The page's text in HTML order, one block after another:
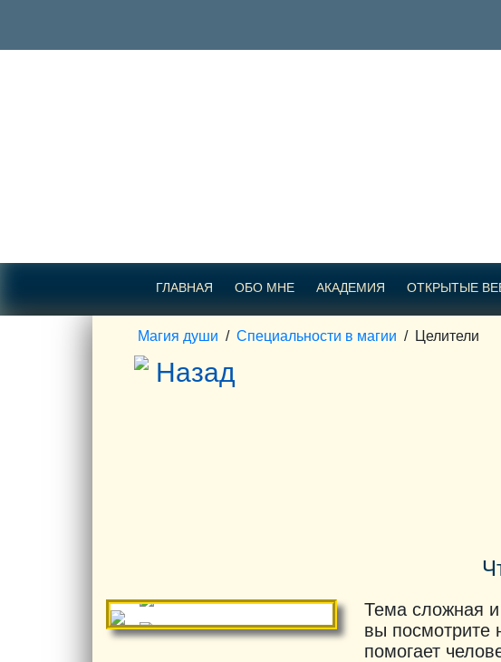
ГЛАВНАЯ ОБО МНЕ АКАДЕМИЯ ОТКРЫТЫЕ
Магия души / Специальности в магии / Целители
Назад
Тема сложная и
вы посмотрите
помогает